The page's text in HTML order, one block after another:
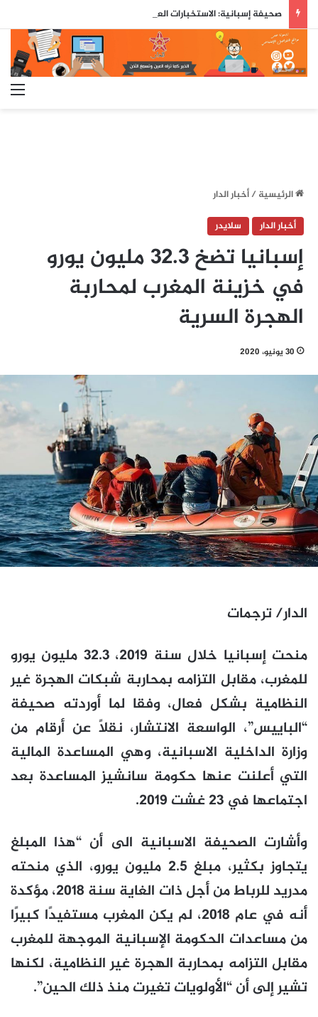
الرئيسية/أخبار الدار
أخبار الدار
سلايدر
إسبانيا تضخ 32.3 مليون يورو
في خزينة المغرب لمحاربة
الهجرة السرية
30 يونيو، 2020
الدار/ ترجمات
منحت إسبانيا خلال سنة 2019، 32.3 مليون يورو
للمغرب، مقابل التزامه بمحاربة شبكات الهجرة غير
النظامية بشكل فعال، وفقا لما أوردته صحيفة
“الباييس”، الواسعة الانتشار، نقلاً عن أرقام من
وزارة الداخلية الاسبانية، وهي المساعدة المالية
التي أعلنت عنها حكومة سانشيز المساعدة بعد
اجتماعها في 23 غشت 2019.
وأشارت الصحيفة الاسبانية الى أن “هذا المبلغ
يتجاوز بكثير، مبلغ 2.5 مليون يورو، الذي منحته
مدريد للرباط من أجل ذات الغاية سنة 2018، مؤكدة
أنه في عام 2018، لم يكن المغرب مستفيدًا كبيرًا
من مساعدات الحكومة الإسبانية الموجهة للمغرب
مقابل التزامه بمحاربة الهجرة غير النظامية، لكنها
تشير إلى أن “الأولويات تغيرت منذ ذلك الحين”.